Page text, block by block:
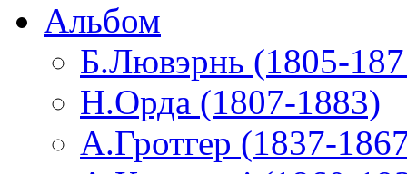
Альбом
Б.Лювэрнь (1805-
Н.Орда (1807-1883)
А.Гротгер (1837-